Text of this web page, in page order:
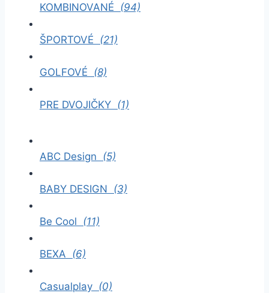
KOMBINOVANÉ (94)
ŠPORTOVÉ (21)
GOLFOVÉ (8)
PRE DVOJIČKY (1)
ABC Design (5)
BABY DESIGN (3)
Be Cool (11)
BEXA (6)
Casualplay (0)